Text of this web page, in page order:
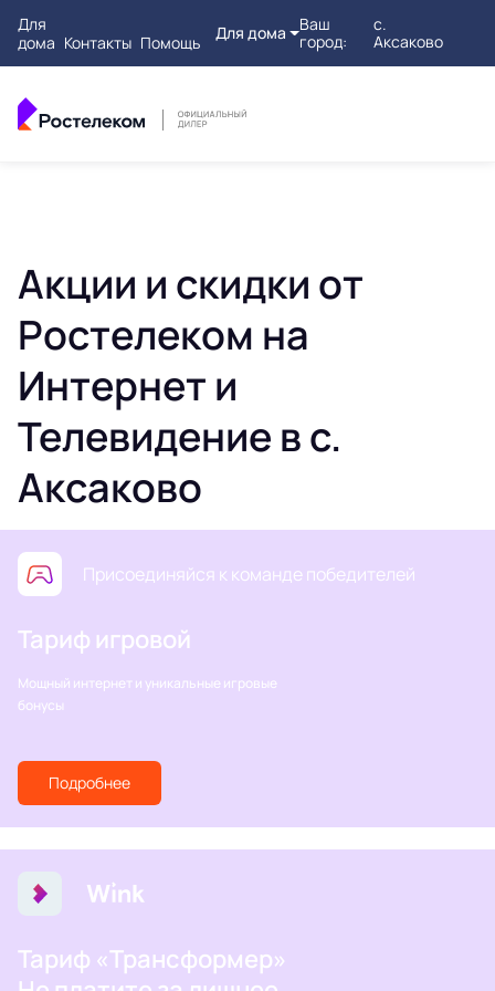
Для
дома Контакты Помощь Для дома
Ваш
город:
с.
Аксаково
Акции и скидки от
Ростелеком на
Интернет и
Телевидение в с.
Аксаково
Присоединяйся к команде победителей
Тариф игровой
Мощный интернет и уникальные игровые
бонусы
Подробнее
Тариф «Трансформер»